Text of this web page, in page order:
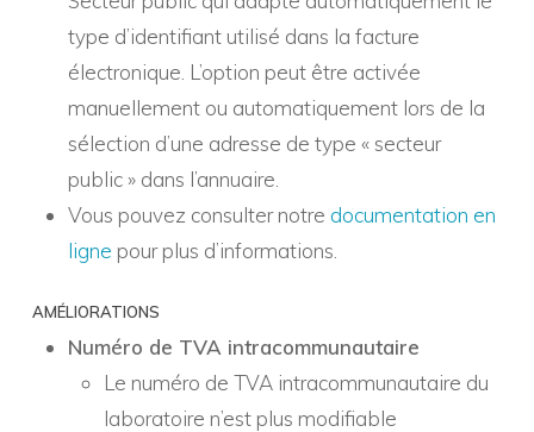
type d’identifiant utilisé dans la facture
électronique. L’option peut être activée
manuellement ou automatiquement lors de la
sélection d’une adresse de type « secteur
public » dans l’annuaire.
Vous pouvez consulter notre documentation en
ligne pour plus d’informations.
AMÉLIORATIONS
Numéro de TVA intracommunautaire
Le numéro de TVA intracommunautaire du
laboratoire n’est plus modifiable